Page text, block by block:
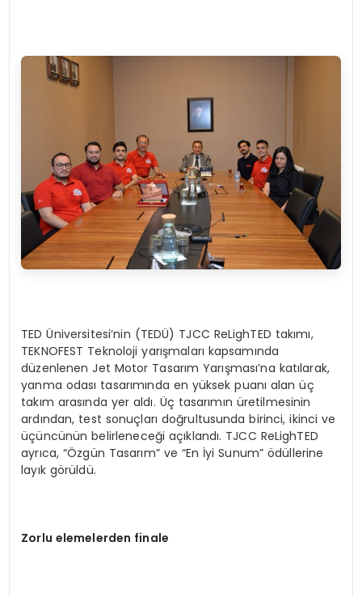
TED Üniversitesi’nin (TEDÜ) TJCC ReLighTED takımı,
TEKNOFEST Teknoloji yarışmaları kapsamında
düzenlenen Jet Motor Tasarım Yarışması’na katılarak,
yanma odası tasarımında en yüksek puanı alan üç
takım arasında yer aldı. Üç tasarımın üretilmesinin
ardından, test sonuçları doğrultusunda birinci, ikinci ve
üçüncünün belirleneceği açıklandı. TJCC ReLighTED
ayrıca, “Özgün Tasarım” ve “En İyi Sunum” ödüllerine
layık görüldü.
Zorlu elemelerden finale